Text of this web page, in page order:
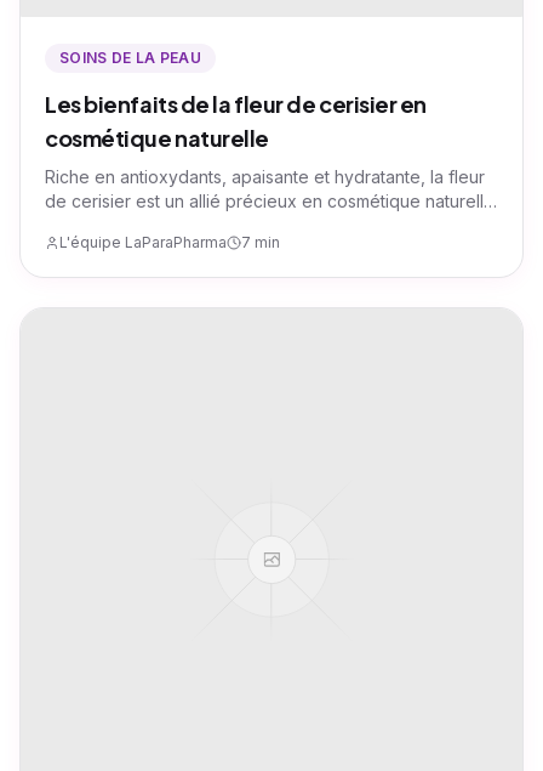
SOINS DE LA PEAU
Les bienfaits de la fleur de cerisier en
cosmétique naturelle
Riche en antioxydants, apaisante et hydratante, la fleur
de cerisier est un allié précieux en cosmétique naturelle.
protège la peau et préserve son éclat.
L'équipe LaParaPharma 7 min